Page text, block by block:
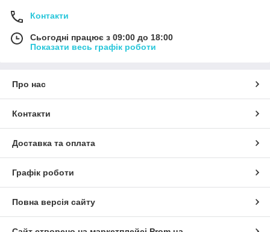
Контакти
Сьогодні працює з 09:00 до 18:00
Показати весь графік роботи
Про нас
Контакти
Доставка та оплата
Графік роботи
Повна версія сайту